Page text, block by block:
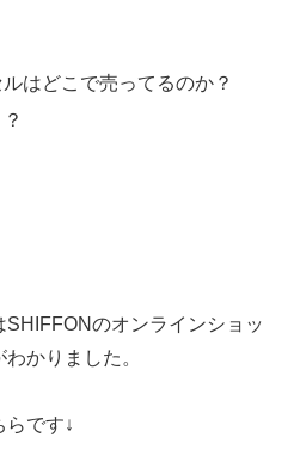
はどこで売ってるのか？
のオンラインショッ
かりました。
らです↓